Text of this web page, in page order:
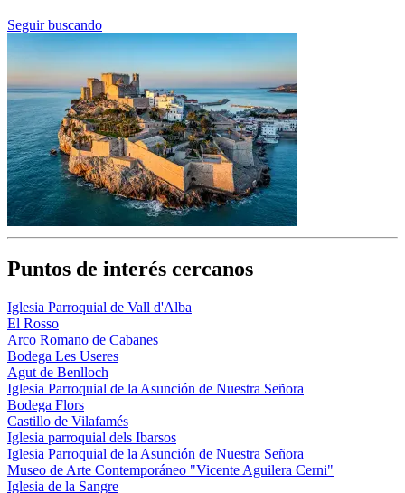
Seguir buscando
Puntos de interés cercanos
Iglesia Parroquial de Vall d'Alba
El Rosso
Arco Romano de Cabanes
Bodega Les Useres
Agut de Benlloch
Iglesia Parroquial de la Asunción de Nuestra Señora
Bodega Flors
Castillo de Vilafamés
Iglesia parroquial dels Ibarsos
Iglesia Parroquial de la Asunción de Nuestra Señora
Museo de Arte Contemporáneo "Vicente Aguilera Cerni"
Iglesia de la Sangre